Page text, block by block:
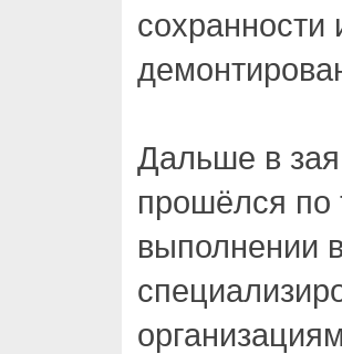
Дальше в
прошёлся
выполнении